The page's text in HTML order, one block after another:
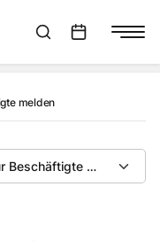
in GeraSuchleiste anzeigen
melden
Beschäftigte melden